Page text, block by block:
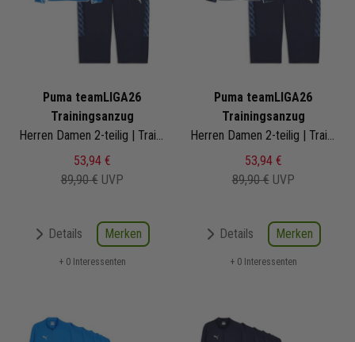
Puma teamLIGA26
Trainingsanzug
53,94 €
89,90 € UVP
Details Merken
+ 0 Interessenten
Puma teamLIGA26
Trainingsanzug
53,94 €
89,90 € UVP
Details Merken
+ 0 Interessenten